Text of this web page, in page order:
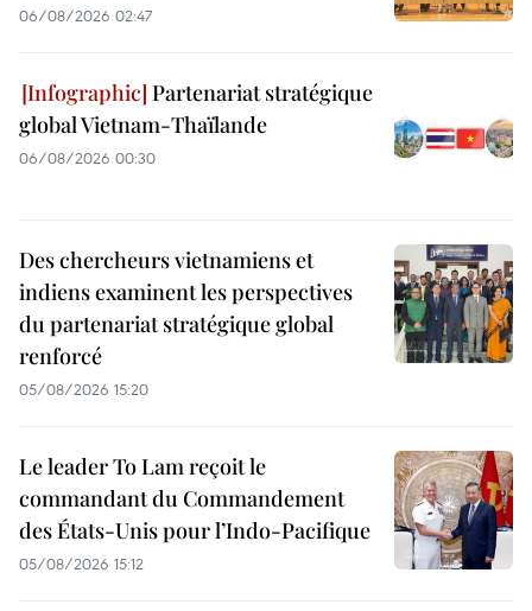
06/08/2026 02:47
Partenariat stratégique
global Vietnam-Thaïlande
06/08/2026 00:30
Des chercheurs vietnamiens et
indiens examinent les perspectives
du partenariat stratégique global
renforcé
05/08/2026 15:20
Le leader To Lam reçoit le
commandant du Commandement
des États-Unis pour l’Indo-Pacifique
05/08/2026 15:12